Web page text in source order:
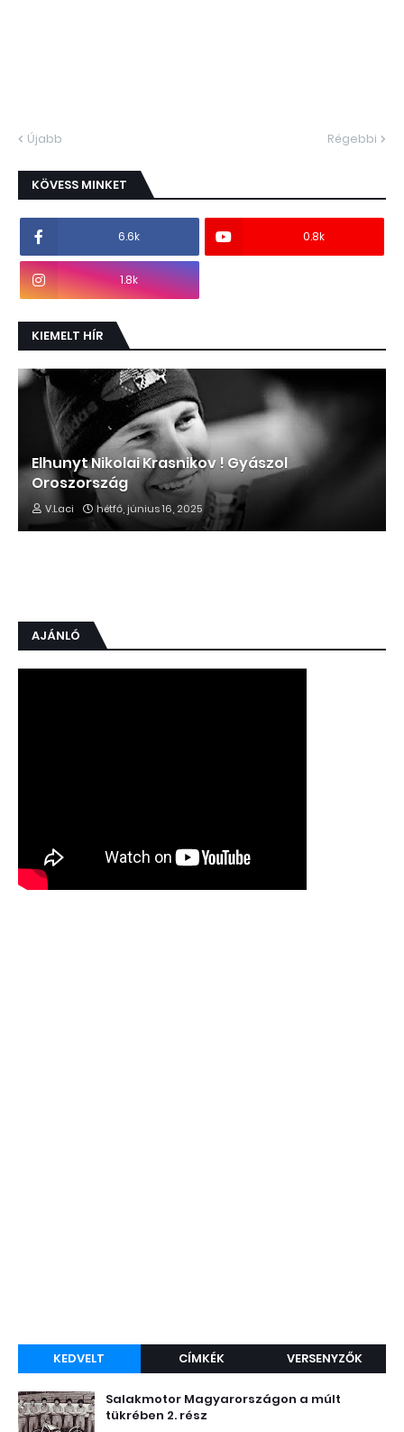
Újabb Régebbi
KÖVESS MINKET
6.6k 0.8k
1.8k
KIEMELT HÍR
Elhunyt Nikolai Krasnikov ! Gyászol
Oroszország
V.Laci hétfő, június 16, 2025
AJÁNLÓ
KEDVELT CÍMKÉK VERSENYZŐK
Salakmotor Magyarországon a múlt
tükrében 2. rész